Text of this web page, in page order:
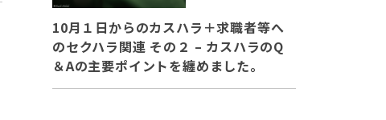
10月１日からのカスハラ＋求職者等へ
のセクハラ関連 その２ – カスハラのQ
＆Aの主要ポイントを纏めました。